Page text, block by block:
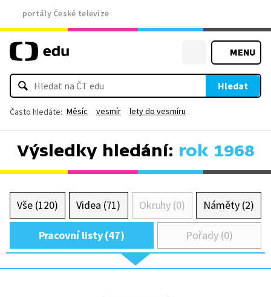
portály České televize
MENU
Hledat
Často hledáte: Měsíc vesmír lety do vesmíru
Výsledky hledání: rok 1968
Vše (120) Videa (71) Okruhy (0) Náměty (2)
Pracovní listy (47) Pořady (0)